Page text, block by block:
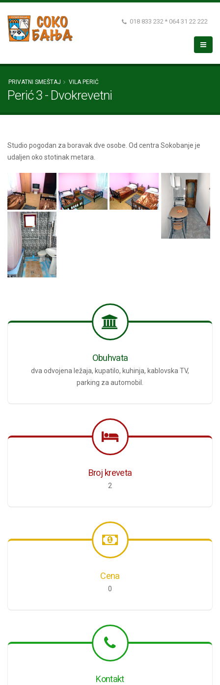
018 833 232 * 064 31 22 222
PRIVATNI SMEŠTAJ VILA PERIĆ
Perić 3 - Dvokrevetni
Studio pogodan za boravak dve osobe. Od centra Sokobanje je
udaljen oko stotinak metara.
Obuhvata
dva odvojena ležaja, kupatilo, kuhinja, kablovska TV,
parking za automobil.
Broj kreveta
2
Cena
0
Kontakt